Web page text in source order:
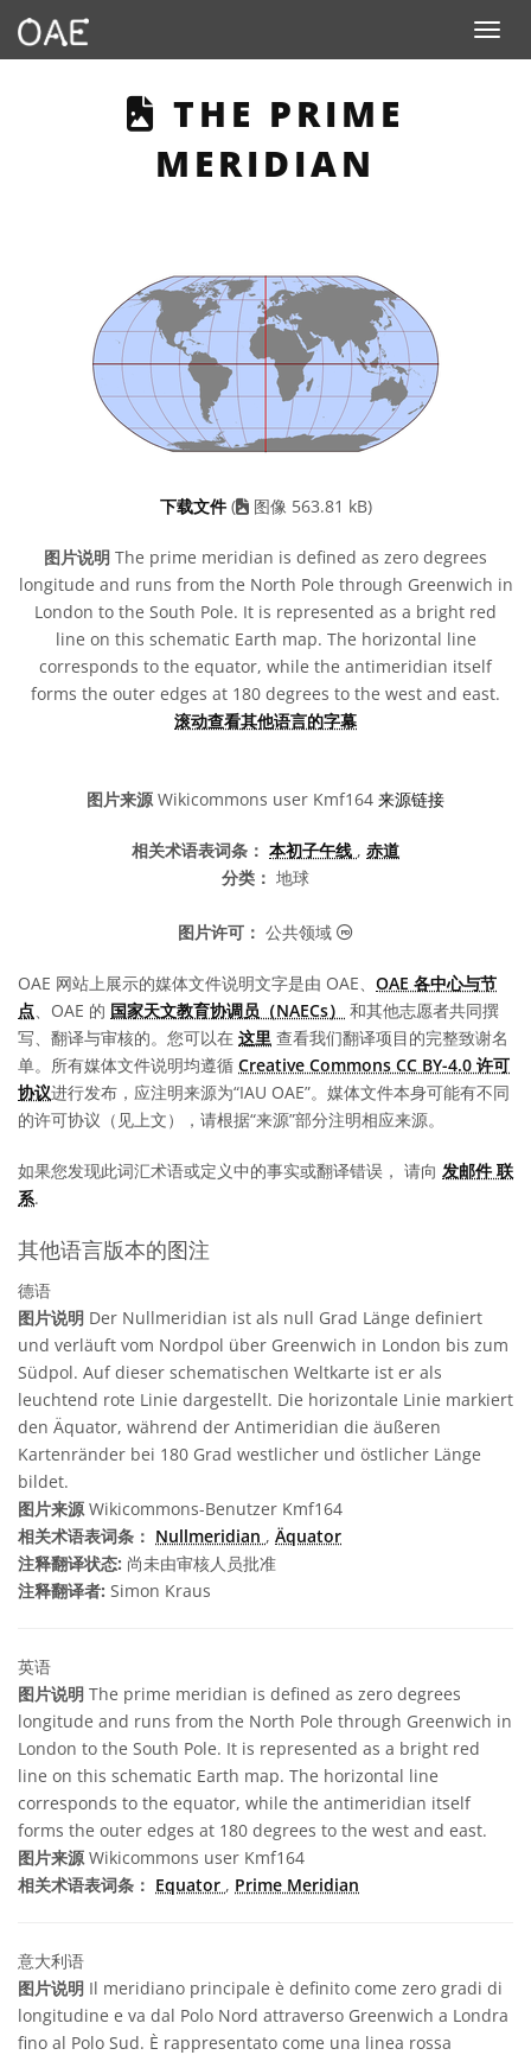
Toggle
THIS PAGE
THE PRIME
MERIDIAN
下载文件 ( 图像 563.81 kB)
图片说明 The prime meridian is defined as zero degrees
longitude and runs from the North Pole through Greenwich in
London to the South Pole. It is represented as a bright red
line on this schematic Earth map. The horizontal line
corresponds to the equator, while the antimeridian itself
forms the outer edges at 180 degrees to the west and east.
滚动查看其他语言的字幕
图片来源Wikicommons user Kmf164 来源链接
相关术语表词条： 本初子午线 , 赤道
分类： 地球
图片许可： 公共领域 公共领域 图标
OAE 网站上展示的媒体文件说明文字是由 OAE、 OAE 各中心与节
点、OAE 的 国家天文教育协调员（NAECs）
和其他志愿者共同撰
写、翻译与审核的。您可以在 这里 查看我们翻译项目的完整致谢名
单。所有媒体文件说明均遵循 Creative Commons CC BY-4.0 许可
协议进行发布，应注明来源为“IAU OAE”。媒体文件本身可能有不同
的许可协议（见上文），请根据“来源”部分注明相应来源。
如果您发现此词汇术语或定义中的事实或翻译错误， 请向 发邮件 联
系.
其他语言版本的图注
德语
图片说明 Der Nullmeridian ist als null Grad Länge definiert
und verläuft vom Nordpol über Greenwich in London bis zum
Südpol. Auf dieser schematischen Weltkarte ist er als
leuchtend rote Linie dargestellt. Die horizontale Linie markiert
den Äquator, während der Antimeridian die äußeren
Kartenränder bei 180 Grad westlicher und östlicher Länge
bildet.
图片来源Wikicommons-Benutzer Kmf164
相关术语表词条： Nullmeridian , Äquator
注释翻译状态: 尚未由审核人员批准
注释翻译者: Simon Kraus
英语
图片说明 The prime meridian is defined as zero degrees
longitude and runs from the North Pole through Greenwich in
London to the South Pole. It is represented as a bright red
line on this schematic Earth map. The horizontal line
corresponds to the equator, while the antimeridian itself
forms the outer edges at 180 degrees to the west and east.
图片来源Wikicommons user Kmf164
相关术语表词条： Equator , Prime Meridian
意大利语
图片说明 Il meridiano principale è definito come zero gradi di
longitudine e va dal Polo Nord attraverso Greenwich a Londra
fino al Polo Sud. È rappresentato come una linea rossa